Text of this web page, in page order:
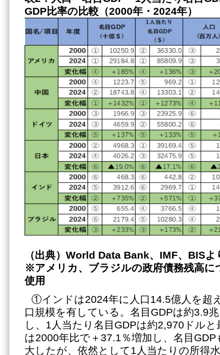
GDP比率の比較（2000年・2024年）
（出典） World Data Bank、IMF、BISよ
※アメリカ、ブラジルの政府債務残高に
使用
①インドは2024年に人口14.5億人を超
口規模を有している。名目GDPは約3.9
し、1人当たり名目GDPは約2,970ドル
は2000年比で＋37.1％増加し、名目
大したが、依然として1人当たりの所得